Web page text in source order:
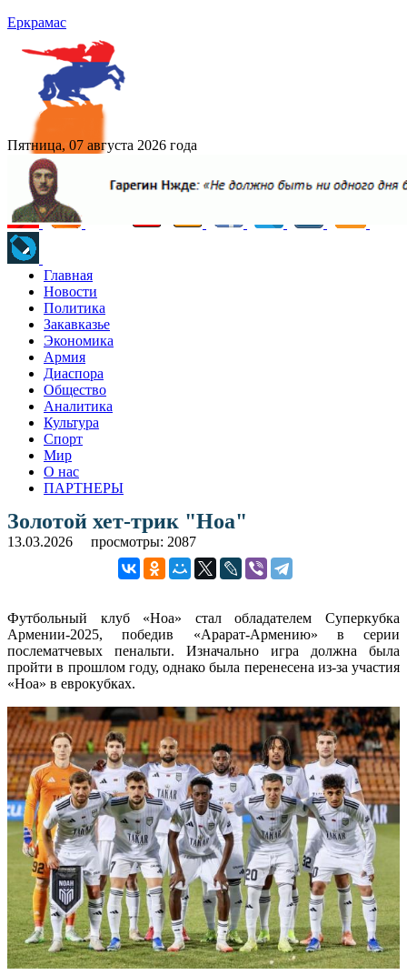
Еркрамас
Пятница, 07 августа 2026 года
Главная
Новости
Политика
Закавказье
Экономика
Армия
Диаспора
Общество
Аналитика
Культура
Спорт
Мир
О нас
ПАРТНЕРЫ
Золотой хет-трик "Ноа"
13.03.2026 просмотры: 2087
Футбольный клуб «Ноа» стал обладателем Суперкубка
Армении-2025, победив «Арарат-Армению» в серии
послематчевых пенальти. Изначально игра должна была
пройти в прошлом году, однако была перенесена из-за участия
«Ноа» в еврокубках.